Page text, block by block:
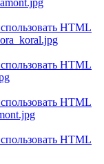
HTML
HTML
HTML
HTML